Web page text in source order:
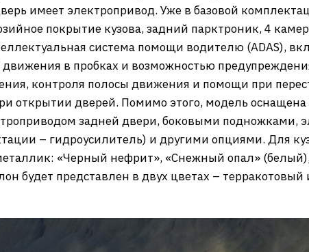
имеет электропривод. Уже в базовой
покрытие кузова, задний парктроник, 4
система помощи водителю (ADAS),
в пробках и возможностью
контроля полосы движения и помощи при
открытии дверей. Помимо этого, модель
задней двери, боковыми подножками,
– гидроусилитель) и другими опциями. Для
«Черный нефрит», «Снежный опал»
будет представлен в двух цветах –